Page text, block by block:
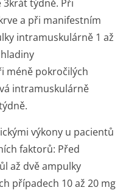
3krát týdně. Při
a při manifestním
intramuskulárně 1 až
méně pokročilých
intramuskulárně
výkony u pacientů
faktorů: Před
až dvě ampulky
případech 10 až 20 mg